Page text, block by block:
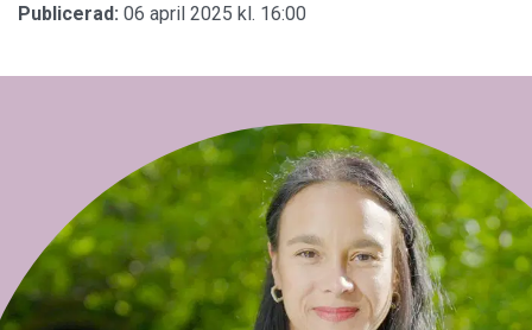
Publicerad: 06 april 2025 kl. 16:00